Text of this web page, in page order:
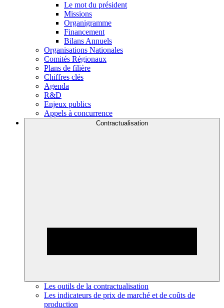
Le mot du président
Missions
Organigramme
Financement
Bilans Annuels
Organisations Nationales
Comités Régionaux
Plans de filière
Chiffres clés
Agenda
R&D
Enjeux publics
Appels à concurrence
Contractualisation
Les outils de la contractualisation
Les indicateurs de prix de marché et de coûts de
production